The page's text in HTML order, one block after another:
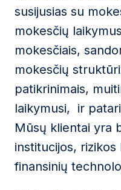
susijusias su
mokesčių
mokesčiais,
mokesčių
patikrinimais,
laikymusi, ir
Mūsų klientai yra
institucijos,
finansinių